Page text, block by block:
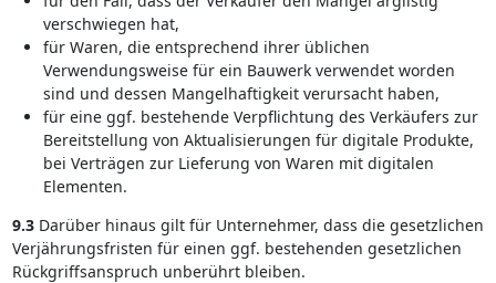
verschwiegen hat,
für Waren, die entsprechend ihrer üblichen
Verwendungsweise für ein Bauwerk verwendet worden
sind und dessen Mangelhaftigkeit verursacht haben,
für eine ggf. bestehende Verpflichtung des Verkäufers zur
Bereitstellung von Aktualisierungen für digitale Produkte,
bei Verträgen zur Lieferung von Waren mit digitalen
Elementen.
9.3Darüber hinaus gilt für Unternehmer, dass die gesetzlichen
Verjährungsfristen für einen ggf. bestehenden gesetzlichen
Rückgriffsanspruch unberührt bleiben.